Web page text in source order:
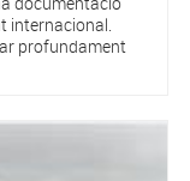
internacional.
profundament